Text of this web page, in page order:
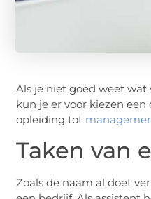
Als je niet goed weet
kun je er voor kiezen
opleiding tot
Taken van
Zoals de naam al doet